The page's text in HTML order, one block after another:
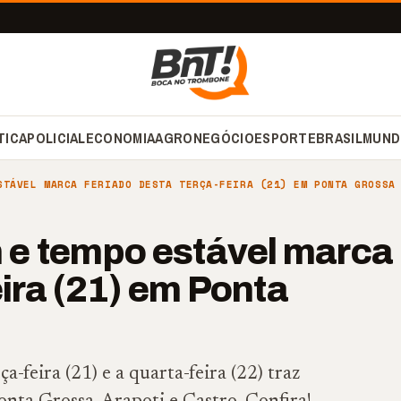
POLICIALECONOMIAAGRONEGÓCIOESPORTEBRASIL
MARCA FERIADO DESTA TERÇA-FEIRA (21) EM PONTA
tempo estável marca
(21) em Ponta
feira (21) e a quarta-feira (22) traz